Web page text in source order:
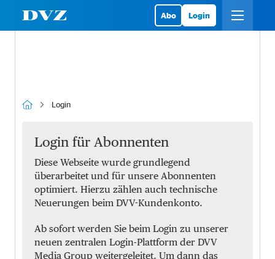
Abo Login
Login
Login für Abonnenten
Diese Webseite wurde grundlegend
überarbeitet und für unsere Abonnenten
optimiert. Hierzu zählen auch technische
Neuerungen beim DVV-Kundenkonto.
Ab sofort werden Sie beim Login zu unserer
neuen zentralen Login-Plattform der DVV
Media Group weitergeleitet. Um dann das